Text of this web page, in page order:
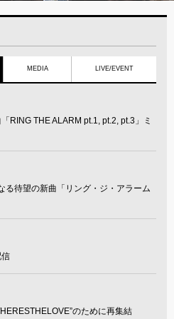
MEDIA LIVE/EVENT
RING THE ALARM pt.1, pt.2, pt.3」ミ
る待望の新曲「リング・ジ・アラーム
信
のために再集結